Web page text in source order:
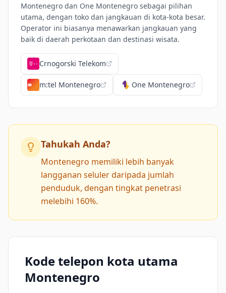
Montenegro dan One Montenegro sebagai pilihan
utama, dengan toko dan jangkauan di kota-kota besar.
Operator ini biasanya menawarkan jangkauan yang
baik di daerah perkotaan dan destinasi wisata.
Crnogorski Telekom
m:tel Montenegro One Montenegro
Tahukah Anda?
Montenegro memiliki lebih banyak
langganan seluler daripada jumlah
penduduk, dengan tingkat penetrasi
melebihi 160%.
Kode telepon kota utama
Montenegro